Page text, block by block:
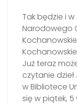
Tak będzie i
Narodowego
Już teraz
czytanie
w Bibliotece
się w piątek, 5